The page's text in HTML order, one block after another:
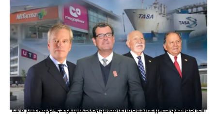
Los principales grupos empresariales del país mantienen una fuerte presencia en Áncash mediante inversiones en comercio, educación, salud e industria pesquera.